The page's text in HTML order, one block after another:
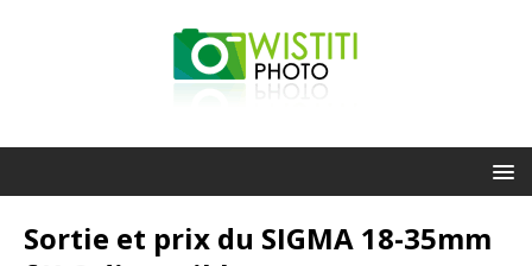
Sortie et prix du SIGMA 18-35mm